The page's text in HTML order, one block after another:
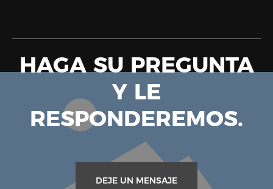
HAGA SU PREGUNTA
Y LE
RESPONDEREMOS.
DEJE UN MENSAJE